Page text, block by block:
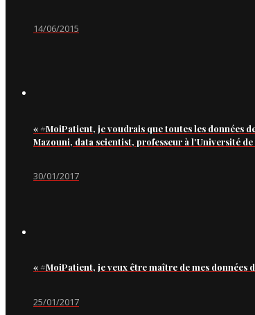
14/06/2015
« #MoiPatient, je voudrais que toutes les données
Mazouni, data scientist, professeur à l’Université
30/01/2017
« #MoiPatient, je veux être maître de mes données
25/01/2017